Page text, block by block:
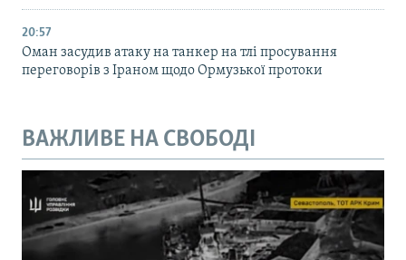
20:57
Оман засудив атаку на танкер на тлі просування
переговорів з Іраном щодо Ормузької протоки
ВАЖЛИВЕ НА СВОБОДІ